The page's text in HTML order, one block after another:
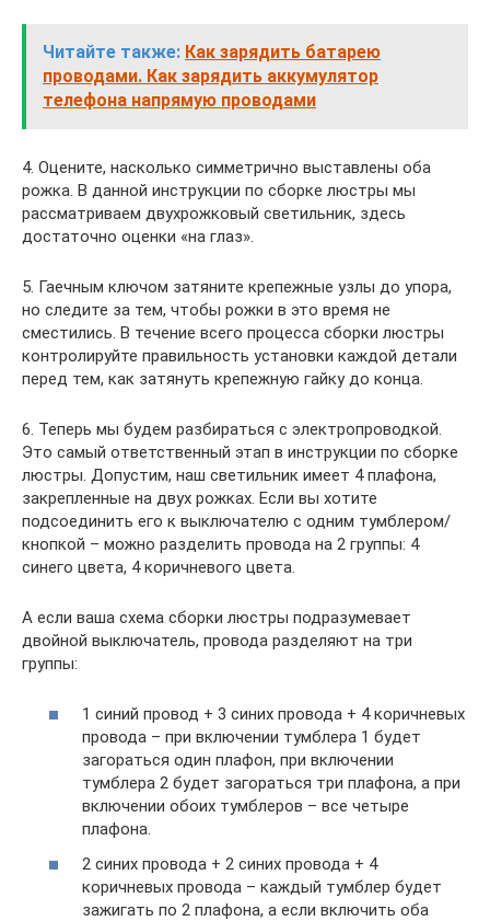
Читайте также: Как зарядить батарею
проводами. Как зарядить аккумулятор
телефона напрямую проводами
4. Оцените, насколько симметрично выставлены оба
рожка. В данной инструкции по сборке люстры мы
рассматриваем двухрожковый светильник, здесь
достаточно оценки «на глаз».
5. Гаечным ключом затяните крепежные узлы до упора,
но следите за тем, чтобы рожки в это время не
сместились. В течение всего процесса сборки люстры
контролируйте правильность установки каждой детали
перед тем, как затянуть крепежную гайку до конца.
6. Теперь мы будем разбираться с электропроводкой.
Это самый ответственный этап в инструкции по сборке
люстры. Допустим, наш светильник имеет 4 плафона,
закрепленные на двух рожках. Если вы хотите
подсоединить его к выключателю с одним тумблером/
кнопкой – можно разделить провода на 2 группы: 4
синего цвета, 4 коричневого цвета.
А если ваша схема сборки люстры подразумевает
двойной выключатель, провода разделяют на три
группы:
1 синий провод + 3 синих провода + 4 коричневых
провода – при включении тумблера 1 будет
загораться один плафон, при включении
тумблера 2 будет загораться три плафона, а при
включении обоих тумблеров – все четыре
плафона.
2 синих провода + 2 синих провода + 4
коричневых провода – каждый тумблер будет
зажигать по 2 плафона, а если включить оба